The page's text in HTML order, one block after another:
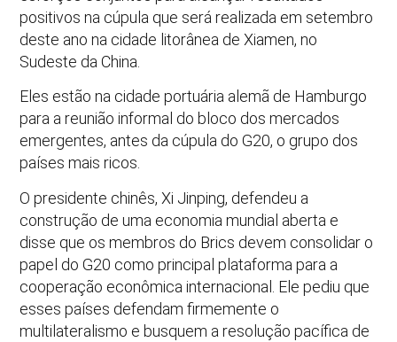
positivos na cúpula que será realizada em setembro
deste ano na cidade litorânea de Xiamen, no
Sudeste da China.
Eles estão na cidade portuária alemã de Hamburgo
para a reunião informal do bloco dos mercados
emergentes, antes da cúpula do G20, o grupo dos
países mais ricos.
O presidente chinês, Xi Jinping, defendeu a
construção de uma economia mundial aberta e
disse que os membros do Brics devem consolidar o
papel do G20 como principal plataforma para a
cooperação econômica internacional. Ele pediu que
esses países defendam firmemente o
multilateralismo e busquem a resolução pacífica de